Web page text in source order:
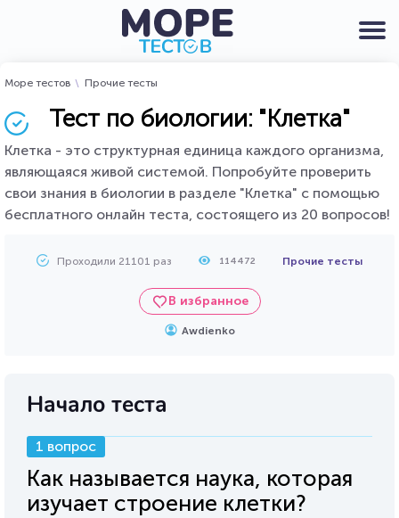
Море тестов Прочие тесты
Тест по биологии: "Клетка"
Клетка - это структурная единица каждого организма,
являющаяся живой системой. Попробуйте проверить
свои знания в биологии в разделе "Клетка" с помощью
бесплатного онлайн теста, состоящего из 20 вопросов!
Проходили 21101 раз 114472 Прочие тесты
В избранное
Awdienko
Начало теста
1 вопрос
Как называется наука, которая
изучает строение клетки?